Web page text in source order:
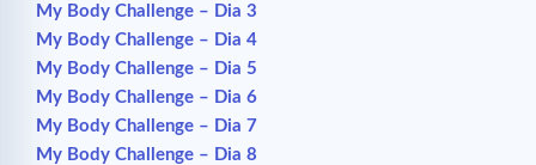
My Body Challenge – Dia 3
My Body Challenge – Dia 4
My Body Challenge – Dia 5
My Body Challenge – Dia 6
My Body Challenge – Dia 7
My Body Challenge – Dia 8